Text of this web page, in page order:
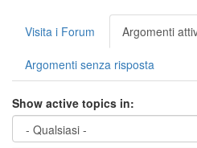
Schede
primarie
Visita i Forum Argomenti
Argomenti senza risposta
Show active topics in: